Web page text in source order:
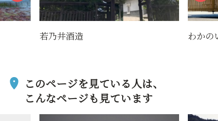
若乃井酒造 わかの
このページを見ている人は、
こんなページも見ています